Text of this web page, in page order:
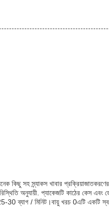
কিছু সহ স্ন্যাকস খাবার
অনুযায়ী. প্যাকেজটি কাঠের কেস এবং
30 ব্যাগ / মিনিট।বায়ু খরচ 0এটি একটি